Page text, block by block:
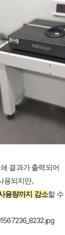
결과가 출력되어
용되지만,
용량까지 감소할 수